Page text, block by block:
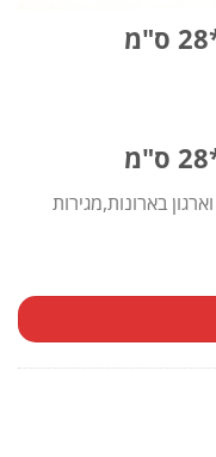
בארונות,מגירות